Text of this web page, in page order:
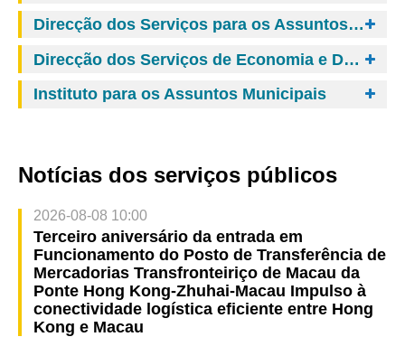
Direcção dos Serviços para os Assuntos de Tráfego
Direcção dos Serviços de Economia e Desenvolvimento Tecnológico
Instituto para os Assuntos Municipais
Notícias dos serviços públicos
2026-08-08 10:00
Terceiro aniversário da entrada em
Funcionamento do Posto de Transferência de
Mercadorias Transfronteiriço de Macau da
Ponte Hong Kong-Zhuhai-Macau Impulso à
conectividade logística eficiente entre Hong
Kong e Macau